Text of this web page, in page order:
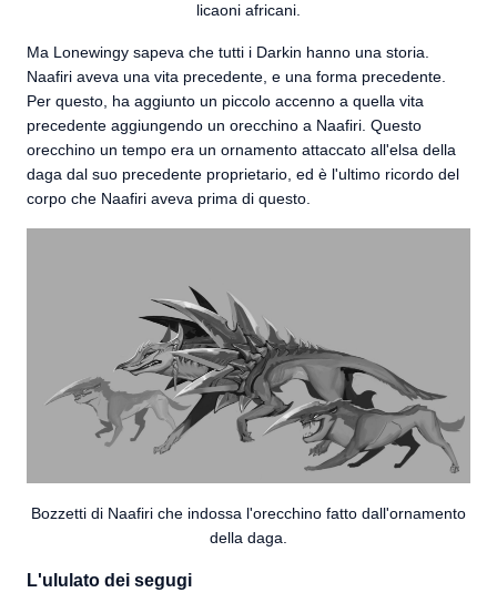
licaoni africani.
Ma Lonewingy sapeva che tutti i Darkin hanno una storia.
Naafiri aveva una vita precedente, e una forma precedente.
Per questo, ha aggiunto un piccolo accenno a quella vita
precedente aggiungendo un orecchino a Naafiri. Questo
orecchino un tempo era un ornamento attaccato all'elsa della
daga dal suo precedente proprietario, ed è l'ultimo ricordo del
corpo che Naafiri aveva prima di questo.
Bozzetti di Naafiri che indossa l'orecchino fatto dall'ornamento
della daga.
L'ululato dei segugi